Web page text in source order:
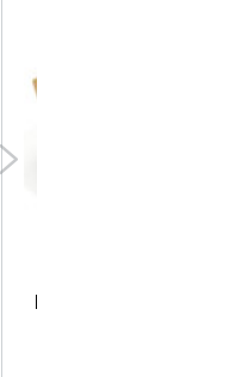
Цена: 2 200